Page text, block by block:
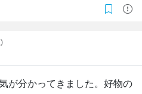
が分かってきました。好物の